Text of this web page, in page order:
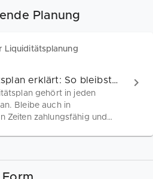
Planung
Liquiditätsplanung
Liquiditätsplan erklärt: So bleibst du zahlungsfähig
gehört in jeden
Bleibe auch in
Zeiten zahlungsfähig und